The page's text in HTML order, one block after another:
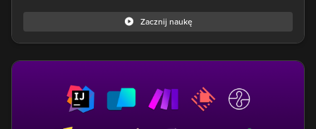
Zacznij naukę